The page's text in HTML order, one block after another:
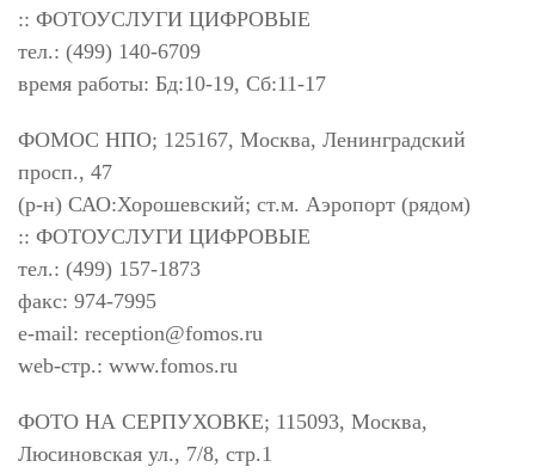
:: ФОТОУСЛУГИ ЦИФРОВЫЕ
тел.: (499) 140-6709
время работы: Бд:10-19, Сб:11-17
ФОМОС НПО; 125167, Москва, Ленинградский
просп., 47
(р-н) САО:Хорошевский; ст.м. Аэропорт (рядом)
:: ФОТОУСЛУГИ ЦИФРОВЫЕ
тел.: (499) 157-1873
факс: 974-7995
e-mail: reception@fomos.ru
web-стр.: www.fomos.ru
ФОТО НА СЕРПУХОВКЕ; 115093, Москва,
Люсиновская ул., 7/8, стр.1